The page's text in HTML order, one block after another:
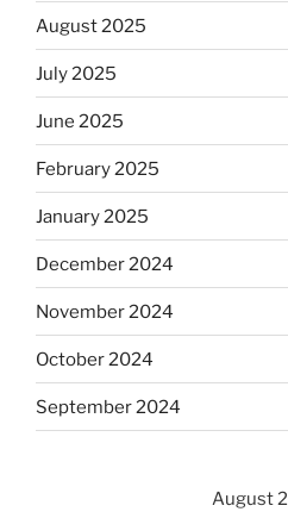
August 2025
July 2025
June 2025
February 2025
January 2025
December 2024
November 2024
October 2024
September 2024
August